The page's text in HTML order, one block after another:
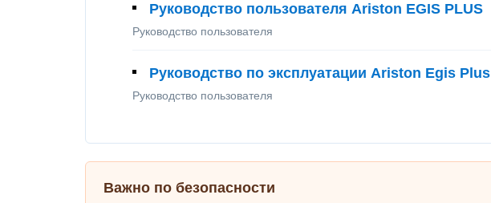
Руководство пользователя Ariston EGIS PLUS
Руководство пользователя
Руководство по эксплуатации Ariston Egis Plus
Руководство пользователя
Важно по безопасности